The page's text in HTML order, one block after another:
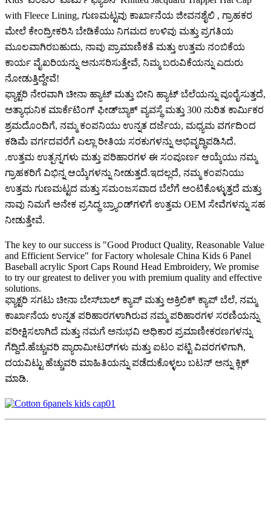
with Fleece Lining, ಗುಣಮಟ್ಟವು ಕಾರ್ಖಾನೆಯ ಜೀವನಶೈಲಿ , ಗ್ರಾಹಕರ
ಮೇಲೆ ಕೇಂದ್ರೀಕರಿಸಿ ಬೇಡಿಕೆಯು ನಿಗಮದ ಉಳಿವು ಮತ್ತು ಪ್ರಗತಿಯ
ಮೂಲವಾಗಿರಬಹುದು, ನಾವು ಪ್ರಾಮಾಣಿಕತೆ ಮತ್ತು ಉತ್ತಮ ನಂಬಿಕೆಯ
ಕಾರ್ಯ ವೈಖರಿಯನ್ನು ಅನುಸರಿಸುತ್ತೇವೆ, ನಿಮ್ಮ ಬರುವಿಕೆಯನ್ನು ಎದುರು
ನೋಡುತ್ತಿದ್ದೇವೆ!
ಫ್ಯಾಕ್ಟರಿ ನೇರವಾಗಿ ಚೀನಾ ಹ್ಯಾಟ್ ಮತ್ತು ಬೀನಿ ಹ್ಯಾಟ್ ಬೆಲೆಯನ್ನು ಪೂರೈಸುತ್ತದೆ,
ಅತ್ಯಾಧುನಿಕ ಮಾರ್ಕೆಟಿಂಗ್ ಫೀಡ್‌ಬ್ಯಾಕ್ ವ್ಯವಸ್ಥೆ ಮತ್ತು 300 ನುರಿತ ಕಾರ್ಮಿಕರ
ಶ್ರಮದೊಂದಿಗೆ, ನಮ್ಮ ಕಂಪನಿಯು ಉನ್ನತ ದರ್ಜೆಯ, ಮಧ್ಯಮ ವರ್ಗದಿಂದ
ಕಡಿಮೆ ವರ್ಗದವರೆಗೆ ಎಲ್ಲಾ ರೀತಿಯ ಸರಕುಗಳನ್ನು ಅಭಿವೃದ್ಧಿಪಡಿಸಿದೆ.
.ಉತ್ತಮ ಉತ್ಪನ್ನಗಳು ಮತ್ತು ಪರಿಹಾರಗಳ ಈ ಸಂಪೂರ್ಣ ಆಯ್ಕೆಯು ನಮ್ಮ
ಗ್ರಾಹಕರಿಗೆ ವಿಭಿನ್ನ ಆಯ್ಕೆಗಳನ್ನು ನೀಡುತ್ತದೆ.ಇದಲ್ಲದೆ, ನಮ್ಮ ಕಂಪನಿಯು
ಉತ್ತಮ ಗುಣಮಟ್ಟದ ಮತ್ತು ಸಮಂಜಸವಾದ ಬೆಲೆಗೆ ಅಂಟಿಕೊಳ್ಳುತ್ತದೆ ಮತ್ತು
ನಾವು ನಿಮಗೆ ಅನೇಕ ಪ್ರಸಿದ್ಧ ಬ್ರ್ಯಾಂಡ್‌ಗಳಿಗೆ ಉತ್ತಮ OEM ಸೇವೆಗಳನ್ನು ಸಹ
ನೀಡುತ್ತೇವೆ.
The key to our success is "Good Product Quality, Reasonable Value
and Efficient Service" for Factory wholesale China Kids 6 Panel
Baseball acrylic Sport Caps Round Head Embroidery, We promise
to try our greatest to deliver you with premium quality and effective
solutions.
ಫ್ಯಾಕ್ಟರಿ ಸಗಟು ಚೀನಾ ಬೇಸ್‌ಬಾಲ್ ಕ್ಯಾಪ್ ಮತ್ತು ಅಕ್ರಿಲಿಕ್ ಕ್ಯಾಪ್ ಬೆಲೆ, ನಮ್ಮ
ಕಾರ್ಖಾನೆಯ ಉನ್ನತ ಪರಿಹಾರಗಳಾಗಿರುವ ನಮ್ಮ ಪರಿಹಾರಗಳ ಸರಣಿಯನ್ನು
ಪರೀಕ್ಷಿಸಲಾಗಿದೆ ಮತ್ತು ನಮಗೆ ಅನುಭವಿ ಅಧಿಕಾರ ಪ್ರಮಾಣೀಕರಣಗಳನ್ನು
ಗೆದ್ದಿದೆ.ಹೆಚ್ಚುವರಿ ಪ್ಯಾರಾಮೀಟರ್‌ಗಳು ಮತ್ತು ಐಟಂ ಪಟ್ಟಿ ವಿವರಗಳಿಗಾಗಿ,
ದಯವಿಟ್ಟು ಹೆಚ್ಚುವರಿ ಮಾಹಿತಿಯನ್ನು ಪಡೆದುಕೊಳ್ಳಲು ಬಟನ್ ಅನ್ನು ಕ್ಲಿಕ್
ಮಾಡಿ.